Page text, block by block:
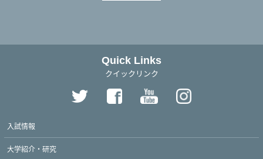
Quick Links
クイックリンク
入試情報
大学紹介・研究